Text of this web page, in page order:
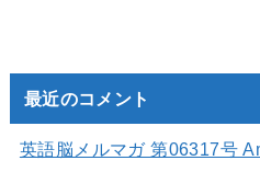
最近のコメント
英語脳メルマガ 第06317号